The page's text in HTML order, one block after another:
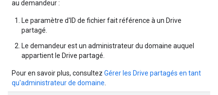
au demandeur :
Le paramètre d'ID de fichier fait référence à un Drive
partagé.
Le demandeur est un administrateur du domaine auquel
appartient le Drive partagé.
Pour en savoir plus, consultez Gérer les Drive partagés en tant
qu'administrateur de domaine